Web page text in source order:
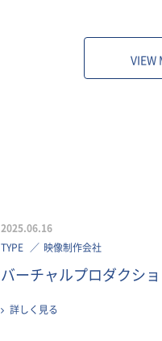
VIEW
2025.06.16
TYPE
映像制作会社
バーチャルプロダクシ
詳しく見る